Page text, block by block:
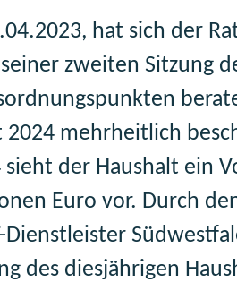
hat sich der
zweiten Sitzung
2024 mehrheitlich
sieht der Haushalt ein
Euro vor. Durch
des diesjährigen